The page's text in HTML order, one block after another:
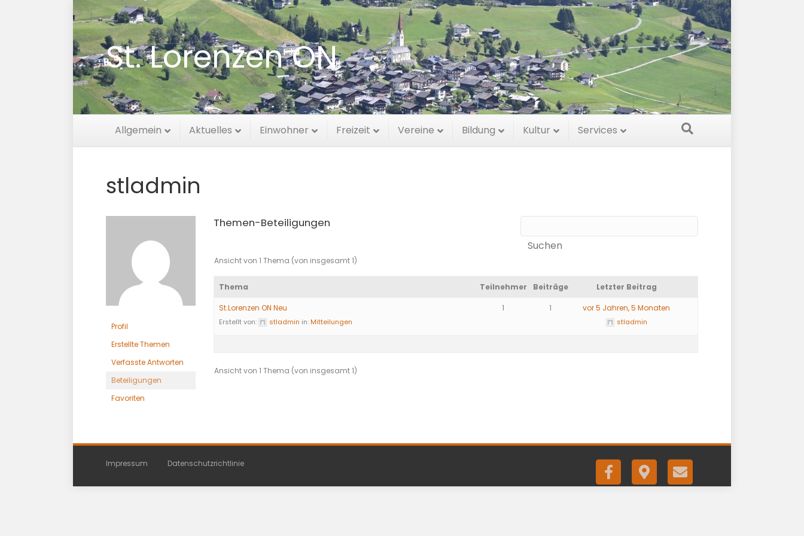
St. Lorenzen ON
Allgemein Aktuelles Einwohner Freizeit Vereine Bildung Kultur Services
stladmin
Profil
Erstellte Themen
Verfasste Antworten
Beteiligungen
Favoriten
Themen-Beteiligungen
Ansicht von 1 Thema (von insgesamt 1)
Thema Teilnehmer Beiträge Letzter Beitrag
St.Lorenzen ON Neu
Erstellt von: stladmin in: Mitteilungen
1 1 vor 5 Jahren, 5 Monaten
stladmin
Ansicht von 1 Thema (von insgesamt 1)
Impressum Datenschutzrichtlinie